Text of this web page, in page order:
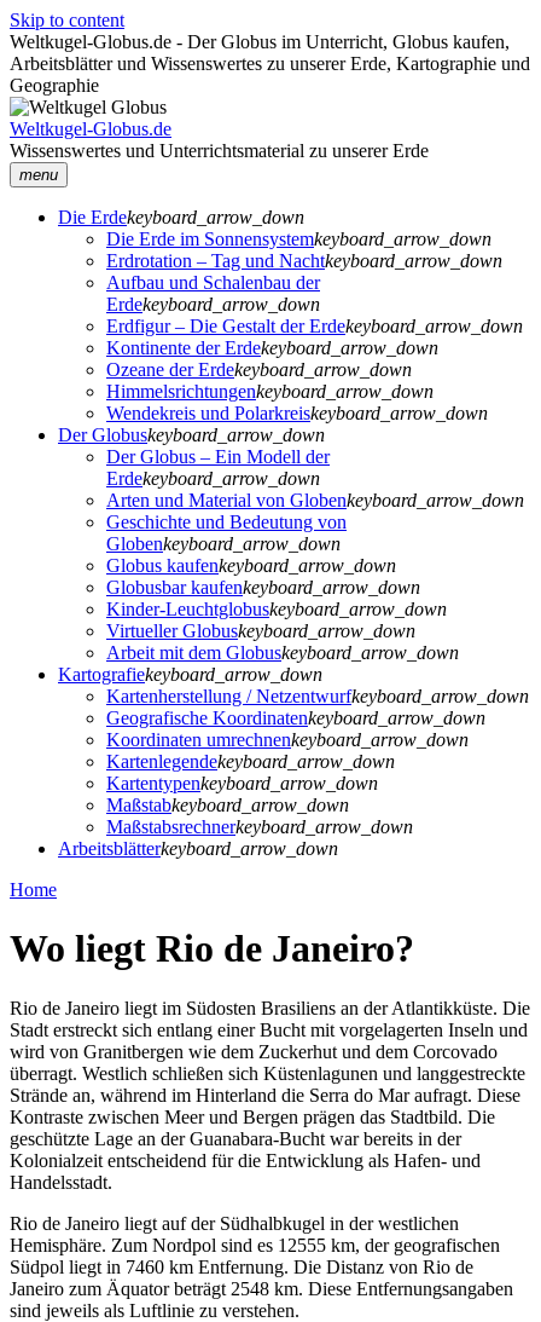
Skip to content
Weltkugel-Globus.de - Der Globus im Unterricht, Globus kaufen,
Arbeitsblätter und Wissenswertes zu unserer Erde, Kartographie und
Geographie
Weltkugel-Globus.de
Wissenswertes und Unterrichtsmaterial zu unserer Erde
menu
Die Erdekeyboard_arrow_down
Die Erde im Sonnensystemkeyboard_arrow_down
Erdrotation – Tag und Nachtkeyboard_arrow_down
Aufbau und Schalenbau der
Erdekeyboard_arrow_down
Erdfigur – Die Gestalt der Erdekeyboard_arrow_down
Kontinente der Erdekeyboard_arrow_down
Ozeane der Erdekeyboard_arrow_down
Himmelsrichtungenkeyboard_arrow_down
Wendekreis und Polarkreiskeyboard_arrow_down
Der Globuskeyboard_arrow_down
Der Globus – Ein Modell der
Erdekeyboard_arrow_down
Arten und Material von Globenkeyboard_arrow_down
Geschichte und Bedeutung von
Globenkeyboard_arrow_down
Globus kaufenkeyboard_arrow_down
Globusbar kaufenkeyboard_arrow_down
Kinder-Leuchtglobuskeyboard_arrow_down
Virtueller Globuskeyboard_arrow_down
Arbeit mit dem Globuskeyboard_arrow_down
Kartografiekeyboard_arrow_down
Kartenherstellung / Netzentwurfkeyboard_arrow_down
Geografische Koordinatenkeyboard_arrow_down
Koordinaten umrechnenkeyboard_arrow_down
Kartenlegendekeyboard_arrow_down
Kartentypenkeyboard_arrow_down
Maßstabkeyboard_arrow_down
Maßstabsrechnerkeyboard_arrow_down
Arbeitsblätterkeyboard_arrow_down
Home
Wo liegt Rio de Janeiro?
Rio de Janeiro liegt im Südosten Brasiliens an der Atlantikküste. Die
Stadt erstreckt sich entlang einer Bucht mit vorgelagerten Inseln und
wird von Granitbergen wie dem Zuckerhut und dem Corcovado
überragt. Westlich schließen sich Küstenlagunen und langgestreckte
Strände an, während im Hinterland die Serra do Mar aufragt. Diese
Kontraste zwischen Meer und Bergen prägen das Stadtbild. Die
geschützte Lage an der Guanabara-Bucht war bereits in der
Kolonialzeit entscheidend für die Entwicklung als Hafen- und
Handelsstadt.
Rio de Janeiro liegt auf der Südhalbkugel in der westlichen
Hemisphäre. Zum Nordpol sind es 12555 km, der geografischen
Südpol liegt in 7460 km Entfernung. Die Distanz von Rio de
Janeiro zum Äquator beträgt 2548 km. Diese Entfernungsangaben
sind jeweils als Luftlinie zu verstehen.